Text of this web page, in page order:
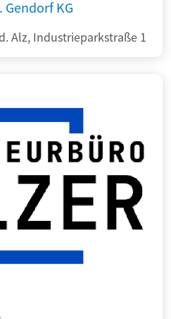
Gendorf KG
Alz, Industrieparkstraße 1